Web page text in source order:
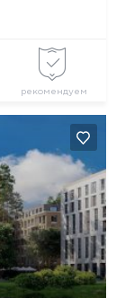
рекомендуем